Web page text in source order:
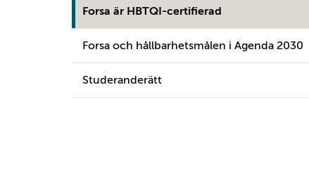
Forsa är HBTQI-certifierad
Forsa och hållbarhetsmålen i Agenda 2030
Studeranderätt